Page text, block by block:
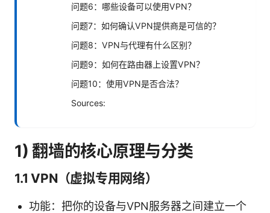
问题6：哪些设备可以使用VPN？
问题7：如何确认VPN提供商是可信的？
问题8：VPN与代理有什么区别？
问题9：如何在路由器上设置VPN？
问题10：使用VPN是否合法？
Sources:
1) 翻墙的核心原理与分类
1.1 VPN（虚拟专用网络）
功能：把你的设备与VPN服务器之间建立一个